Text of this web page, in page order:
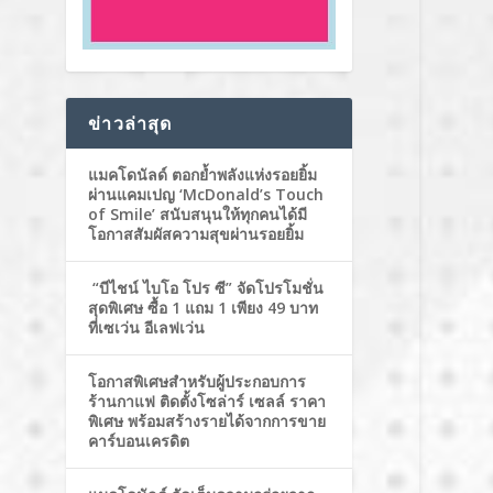
ข่าวล่าสุด
แมคโดนัลด์ ตอกย้ำพลังแห่งรอยยิ้ม
ผ่านแคมเปญ ‘McDonald’s Touch
of Smile’ สนับสนุนให้ทุกคนได้มี
โอกาสสัมผัสความสุขผ่านรอยยิ้ม
“บีไชน์ ไบโอ โปร ซี” จัดโปรโมชั่น
สุดพิเศษ ซื้อ 1 แถม 1 เพียง 49 บาท
ที่เซเว่น อีเลฟเว่น
โอกาสพิเศษสำหรับผู้ประกอบการ
ร้านกาแฟ ติดตั้งโซล่าร์ เซลล์ ราคา
พิเศษ พร้อมสร้างรายได้จากการขาย
คาร์บอนเครดิต